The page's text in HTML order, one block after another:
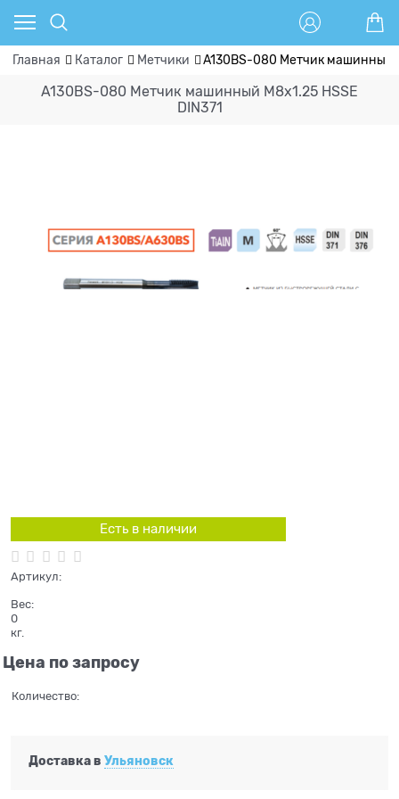
Главная Каталог Метчики A130BS-080 Метчик машинный
A130BS-080 Метчик машинный M8x1.25 HSSE
DIN371
Есть в наличии
Артикул:
Вес:
0
кг.
Цена по запросу
Количество:
Доставка в Ульяновск